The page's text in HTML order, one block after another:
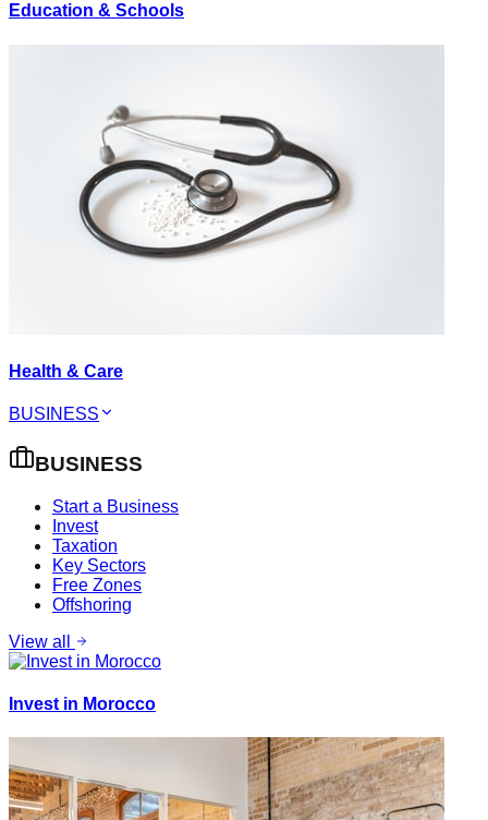
Education & Schools
Health & Care
BUSINESS
BUSINESS
Start a Business
Invest
Taxation
Key Sectors
Free Zones
Offshoring
View all
Invest in Morocco